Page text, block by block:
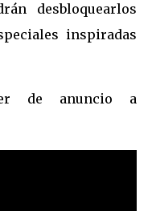
desbloquearlos
inspiradas
de anuncio a